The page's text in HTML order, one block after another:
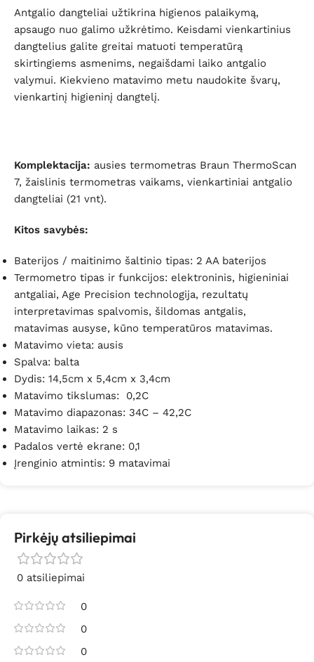
Antgalio dangteliai užtikrina higienos palaikymą,
apsaugo nuo galimo užkrėtimo. Keisdami vienkartinius
dangtelius galite greitai matuoti temperatūrą
skirtingiems asmenims, negaišdami laiko antgalio
valymui. Kiekvieno matavimo metu naudokite švarų,
vienkartinį higieninį dangtelį.
Komplektacija: ausies termometras Braun ThermoScan
7, žaislinis termometras vaikams, vienkartiniai antgalio
dangteliai (21 vnt).
Kitos savybės:
Baterijos / maitinimo šaltinio tipas: 2 AA baterijos
Termometro tipas ir funkcijos: elektroninis, higieniniai
antgaliai, Age Precision technologija, rezultatų
interpretavimas spalvomis, šildomas antgalis,
matavimas ausyse, kūno temperatūros matavimas.
Matavimo vieta: ausis
Spalva: balta
Dydis: 14,5cm x 5,4cm x 3,4cm
Matavimo tikslumas:
0,2C
Matavimo diapazonas: 34C – 42,2C
Matavimo laikas: 2 s
Padalos vertė ekrane: 0,1
Įrenginio atmintis: 9 matavimai
Pirkėjų atsiliepimai
0 atsiliepimai
0
0
0